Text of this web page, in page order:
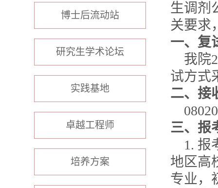
博士后流动站
研究生学术论坛
实践基地
卓越工程师
培养方案
生调剂
关要求
一、复
我院
试方式
二、接
三、报
1. 报
地区高
专业，